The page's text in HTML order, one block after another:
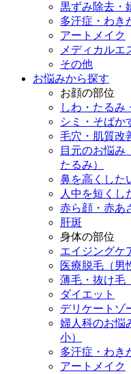
黒ずみ除去・
多汗症・わき
アートメイク
メディカルエ
その他
お悩みから探す
お顔の部位
しわ・たるみ
シミ・そばか
毛穴・肌質改
目元のお悩み
たるみ）
鼻を高くした
人中を短くし
赤ら顔・赤あ
肝斑
身体の部位
エイジングケ
医療脱毛（男
薄毛・抜け毛
ダイエット
デリケートゾ
婦人科のお悩
小）
多汗症・わき
アートメイク